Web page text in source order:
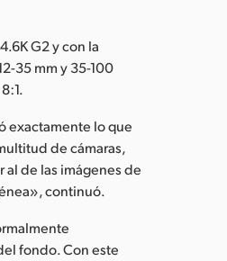
G2 y con la
35 mm y 35-100
exactamente lo que
de cámaras,
de las imágenes de
continuó.
fondo. Con este